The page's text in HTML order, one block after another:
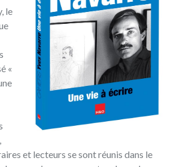
le
«
et lecteurs se sont réunis dans le